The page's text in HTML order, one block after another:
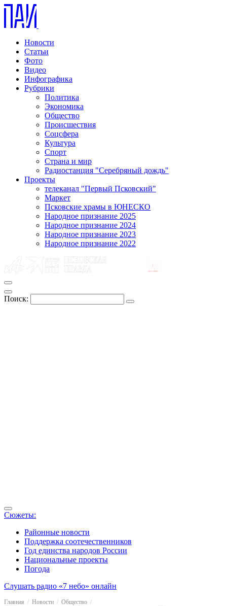
Новости
Статьи
Фото
Видео
Инфографика
Рубрики
Политика
Экономика
Общество
Происшествия
Соцсфера
Культура
Спорт
Страна и мир
Радиостанция "Серебряный дождь"
Проекты
телеканал "Первый Псковский"
Маркет
Псковские храмы в ЮНЕСКО
Народное признание 2025
Народное признание 2024
Народное признание 2023
Народное признание 2022
Поиск:
Сюжеты:
Районные новости
Поддержка соотечественников
Год единства народов России
Национальные проекты
Погода
Слушать радио «7 небо» онлайн
Главная Новости
Общество